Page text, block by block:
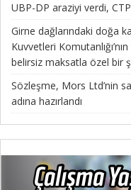
UBP-DP araziyi verdi,
Girne dağlarındaki doğa
Kuvvetleri
belirsiz maksatla özel bir
Sözleşme, Mors Ltd’nin
adına hazırlandı